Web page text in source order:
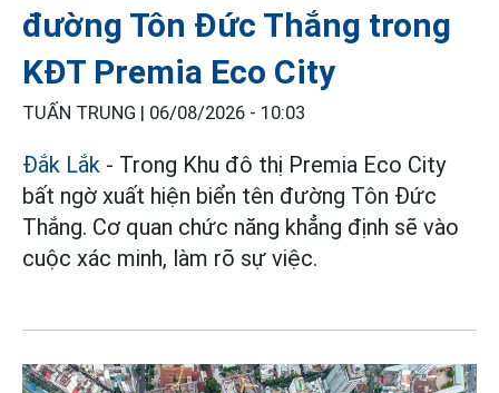
đường Tôn Đức Thắng trong
KĐT Premia Eco City
TUẤN TRUNG | 06/08/2026 - 10:03
Đắk Lắk - Trong Khu đô thị Premia Eco City
bất ngờ xuất hiện biển tên đường Tôn Đức
Thắng. Cơ quan chức năng khẳng định sẽ vào
cuộc xác minh, làm rõ sự việc.